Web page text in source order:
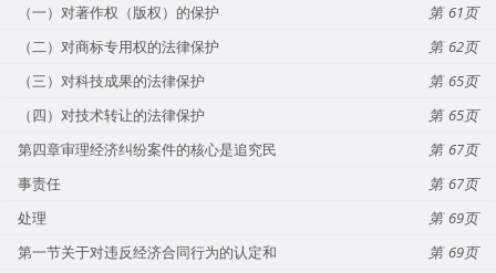
（一）对著作权（版权）的保护
61
（二）对商标专用权的法律保护
62
（三）对科技成果的法律保护
65
（四）对技术转让的法律保护
65
第四章审理经济纠纷案件的核心是追究民
67
事责任
67
处理
69
第一节关于对违反经济合同行为的认定和
69